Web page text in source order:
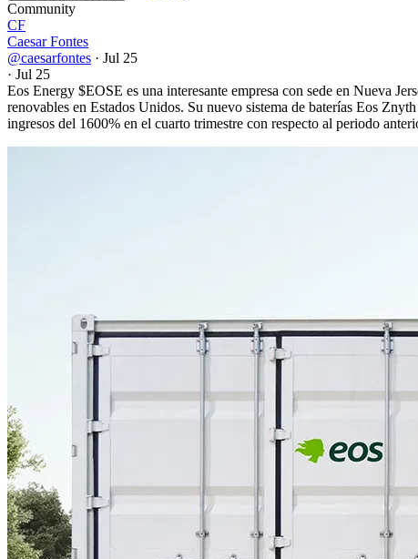
Community
CF
Caesar Fontes
@caesarfontes · Jul 25
· Jul 25
Eos Energy $EOSE es una interesante empresa con sede en Nueva
renovables en Estados Unidos. Su nuevo sistema de baterías Eos
ingresos del 1600% en el cuarto trimestre con respecto al periodo